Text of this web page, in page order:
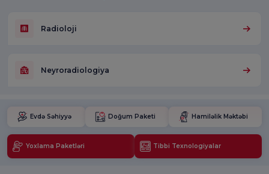
Radioloji
Neyroradiologiya
Evdə Səhiyyə Doğum Paketi Hamiləlik Məktəbi
Yoxlama Paketləri Tibbi Texnologiyalar